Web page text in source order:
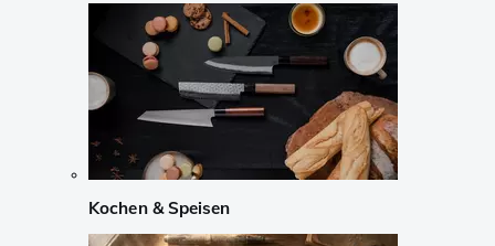
Kochen & Speisen